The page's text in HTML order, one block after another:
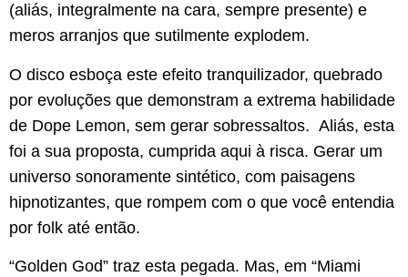
(aliás, integralmente na cara, sempre presente) e
meros arranjos que sutilmente explodem.
O disco esboça este efeito tranquilizador, quebrado
por evoluções que demonstram a extrema habilidade
de Dope Lemon, sem gerar sobressaltos. Aliás, esta
foi a sua proposta, cumprida aqui à risca. Gerar um
universo sonoramente sintético, com paisagens
hipnotizantes, que rompem com o que você entendia
por folk até então.
“Golden God” traz esta pegada. Mas, em “Miami